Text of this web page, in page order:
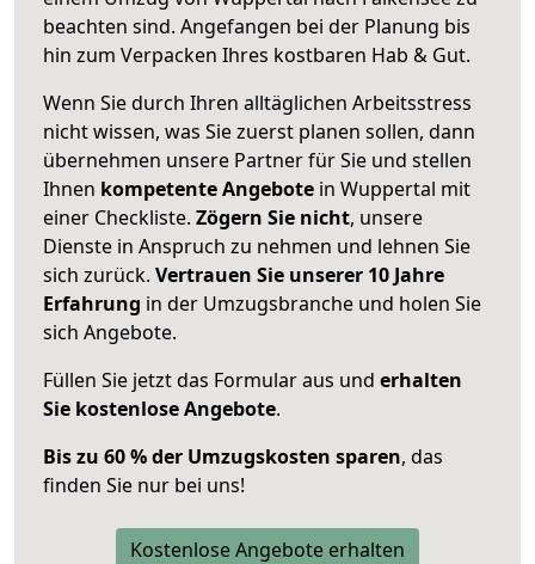
beachten sind. Angefangen bei der Planung bis
hin zum Verpacken Ihres kostbaren Hab & Gut.
Wenn Sie durch Ihren alltäglichen Arbeitsstress
nicht wissen, was Sie zuerst planen sollen, dann
übernehmen unsere Partner für Sie und stellen
Ihnen kompetente Angebote in Wuppertal mit
einer Checkliste. Zögern Sie nicht, unsere
Dienste in Anspruch zu nehmen und lehnen Sie
sich zurück. Vertrauen Sie unserer 10 Jahre
Erfahrung in der Umzugsbranche und holen Sie
sich Angebote.
Füllen Sie jetzt das Formular aus und erhalten
Sie kostenlose Angebote.
Bis zu 60 % der Umzugskosten sparen, das
finden Sie nur bei uns!
Kostenlose Angebote erhalten